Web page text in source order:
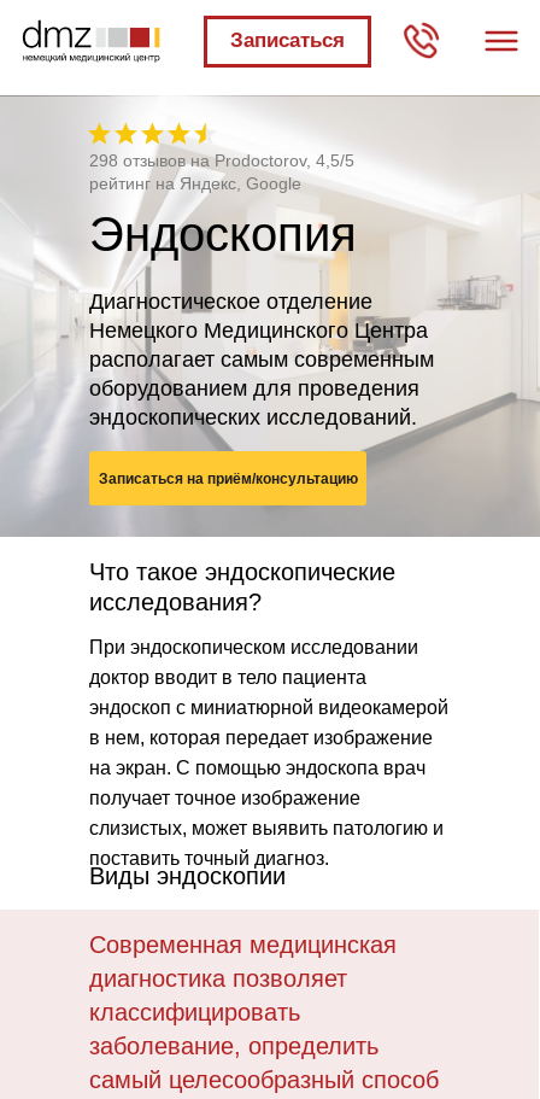
Записаться
Эндоскопия
Современная медицинская
диагностика позволяет
классифицировать
заболевание, определить
самый целесообразный способ
Что такое эндоскопические
исследования?
Записаться на приём/консультацию
298 отзывов на Prodoctorov, 4,5/5
рейтинг на Яндекс, Google
Диагностическое отделение
Немецкого Медицинского Центра
располагает самым современным
оборудованием для проведения
эндоскопических исследований.
При эндоскопическом исследовании
доктор вводит в тело пациента
эндоскоп с миниатюрной видеокамерой
в нем, которая передает изображение
на экран. С помощью эндоскопа врач
получает точное изображение
слизистых, может выявить патологию и
поставить точный диагноз.
Виды эндоскопии